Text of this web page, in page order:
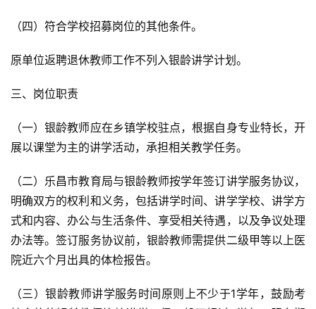
（四）符合学校招募岗位的其他条件。
原单位返聘退休教师工作不列入银龄讲学计划。
三、岗位职责
（一）银龄教师应在乡镇学校驻点，根据自身专业特长，开
展以课堂为主的讲学活动，承担相关教学任务。
（二）乐昌市教育局与银龄教师按学年签订讲学服务协议，
明确双方的权利和义务，包括讲学时间、讲学学校、讲学方
式和内容、办公与生活条件、享受相关待遇，以及争议处理
办法等。签订服务协议前，银龄教师需提供二级甲等以上医
院近六个月出具的体检报告。
（三）银龄教师讲学服务时间原则上不少于1学年，鼓励考